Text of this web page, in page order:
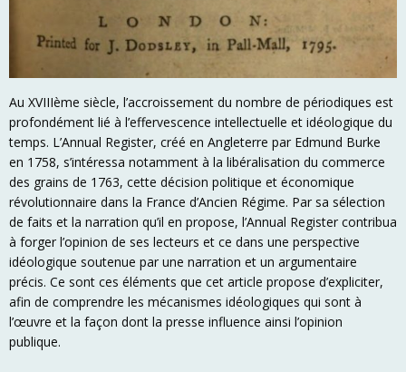
Au XVIIIème siècle, l’accroissement du nombre de périodiques est
profondément lié à l’effervescence intellectuelle et idéologique du
temps. L’Annual Register, créé en Angleterre par Edmund Burke
en 1758, s’intéressa notamment à la libéralisation du commerce
des grains de 1763, cette décision politique et économique
révolutionnaire dans la France d’Ancien Régime. Par sa sélection
de faits et la narration qu’il en propose, l’Annual Register contribua
à forger l’opinion de ses lecteurs et ce dans une perspective
idéologique soutenue par une narration et un argumentaire
précis. Ce sont ces éléments que cet article propose d’expliciter,
afin de comprendre les mécanismes idéologiques qui sont à
l’œuvre et la façon dont la presse influence ainsi l’opinion
publique.